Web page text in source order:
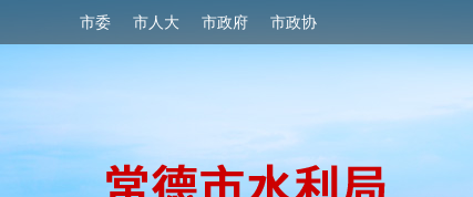
市委 市人大 市政府 市政协